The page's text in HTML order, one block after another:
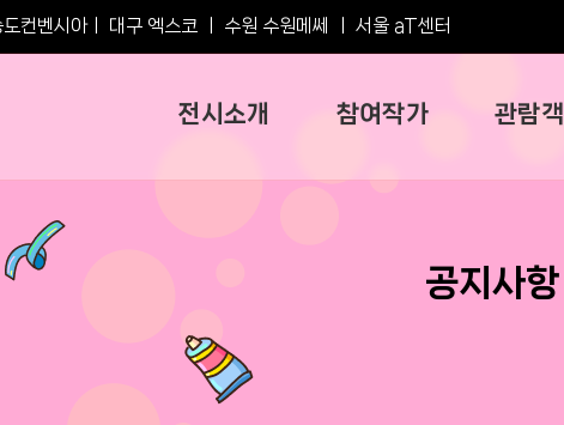
도컨벤시아ㅣ 대구 엑스코 수원 수원메쎄 서울 aT센터
전시소개 참여작가 관람객
공지사항